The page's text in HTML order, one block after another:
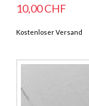
10,00CHF
Kostenloser Versand